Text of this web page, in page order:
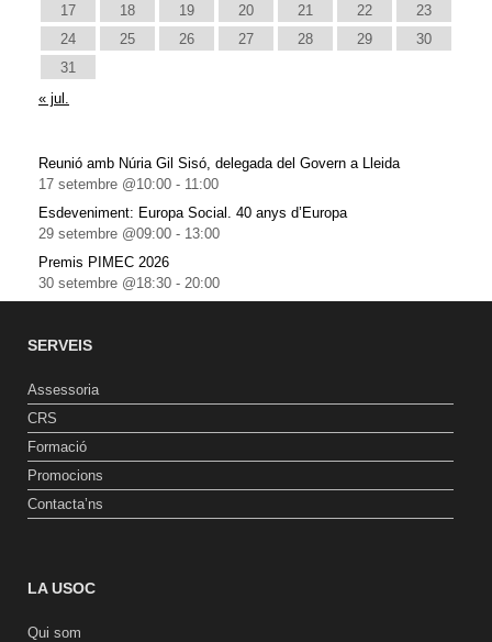
17
18 19 20 21 22
23
24
25 26 27 28 29
30
31
« jul.
Reunió amb Núria Gil Sisó, delegada del Govern a Lleida
17 setembre @10:00 - 11:00
Esdeveniment: Europa Social. 40 anys d’Europa
29 setembre @09:00 - 13:00
Premis PIMEC 2026
30 setembre @18:30 - 20:00
SERVEIS
Assessoria
CRS
Formació
Promocions
Contacta’ns
LA USOC
Qui som